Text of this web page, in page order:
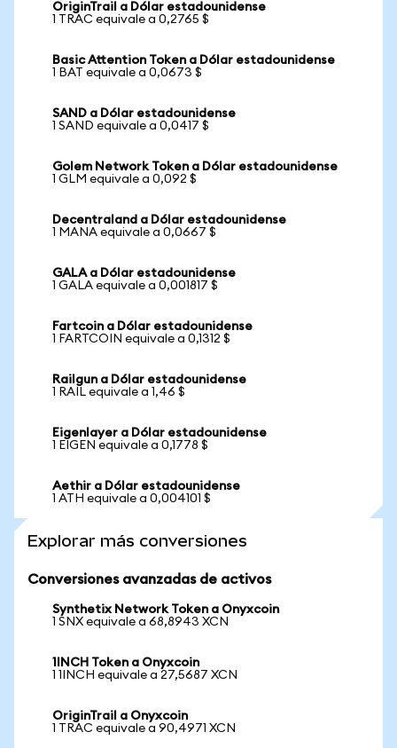
OriginTrail a Dólar estadounidense
1 TRAC equivale a 0,2765 $
Basic Attention Token a Dólar estadounidense
1 BAT equivale a 0,0673 $
SAND a Dólar estadounidense
1 SAND equivale a 0,0417 $
Golem Network Token a Dólar estadounidense
1 GLM equivale a 0,092 $
Decentraland a Dólar estadounidense
1 MANA equivale a 0,0667 $
GALA a Dólar estadounidense
1 GALA equivale a 0,001817 $
Fartcoin a Dólar estadounidense
1 FARTCOIN equivale a 0,1312 $
Railgun a Dólar estadounidense
1 RAIL equivale a 1,46 $
Eigenlayer a Dólar estadounidense
1 EIGEN equivale a 0,1778 $
Aethir a Dólar estadounidense
1 ATH equivale a 0,004101 $
Explorar más conversiones
Conversiones avanzadas de activos
Synthetix Network Token a Onyxcoin
1 SNX equivale a 68,8943 XCN
1INCH Token a Onyxcoin
1 1INCH equivale a 27,5687 XCN
OriginTrail a Onyxcoin
1 TRAC equivale a 90,4971 XCN